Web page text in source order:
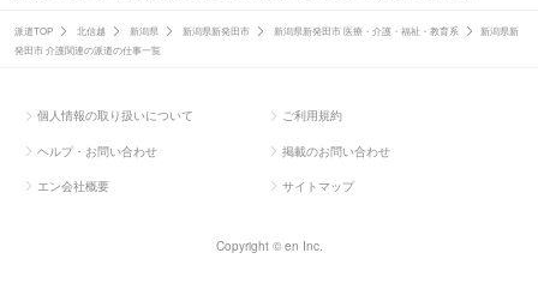
派遣TOP 北信越 新潟県 新潟県新発田市 新潟県新発田市 医療・介護・福祉・教育系
新潟県新
発田市 介護関連の派遣の仕事一覧
個人情報の取り扱いについて ご利用規約
ヘルプ・お問い合わせ 掲載のお問い合わせ
エン会社概要 サイトマップ
Copyright © en Inc.